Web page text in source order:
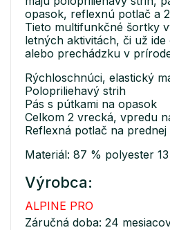
opasok, reflexnú potlač a
Tieto multifunkčné šortky
letných aktivitách, či už
alebo prechádzku v
Rýchloschnúci, elastický
Polopriliehavý strih
Pás s pútkami na opasok
Celkom 2 vrecká, vpredu
Reflexná potlač na prednej
Materiál: 87 % polyester
Výrobca:
ALPINE PRO
Záručná doba: 24